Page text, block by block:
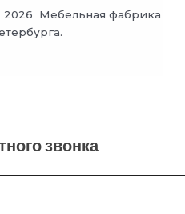
Мебельная фабрика
звонка